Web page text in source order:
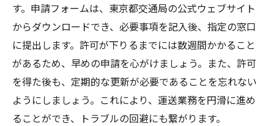
す。申請フォームは、東京都交通局の公式ウェブサイト
からダウンロードでき、必要事項を記入後、指定の窓口
に提出します。許可が下りるまでには数週間かかること
があるため、早めの申請を心がけましょう。また、許可
を得た後も、定期的な更新が必要であることを忘れない
ようにしましょう。これにより、運送業務を円滑に進め
ることができ、トラブルの回避にも繋がります。